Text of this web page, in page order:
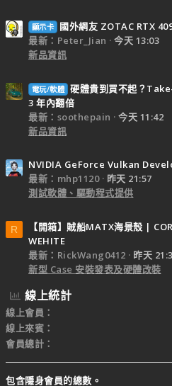
顯示卡
國外網友 ZOTAC RTX
最新：Peter_Jian
今天 13:03
新品資訊
電玩/軟體 硬體貴到買不起？
3 年內翻倍
最新：soothepain
今天 11:42
新品資訊
NVIDIA GeForce Vulkan
最新：mhp1120
昨天 21:57
測試軟體、驅動程式提供
R
【開箱】賊船MATX海景殼 |
WEHITE
最新：RickWang0412
昨天
新型 Case 安裝發表及硬體改裝
線上統計
線上會員
線上來賓
會員總計
包含隱身會員的總數。